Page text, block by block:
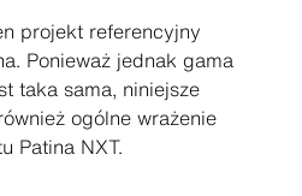
projekt referencyjny
Ponieważ jednak gama
taka sama, niniejsze
ogólne wrażenie
Patina NXT.